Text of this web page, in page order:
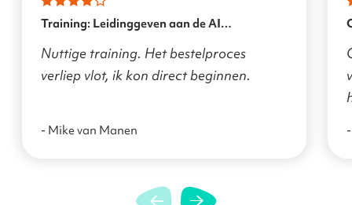
Training: Leidinggeven aan de AI
Nuttige training. Het bestelproces
verliep vlot, ik kon direct beginnen.
- Mike van Manen